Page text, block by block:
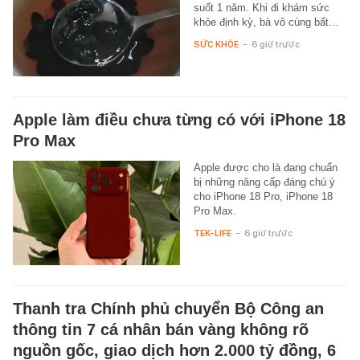
suốt 1 năm. Khi đi khám sức
khỏe định kỳ, bà vô cùng bất…
SỨC KHỎE - 6 giờ trước
Apple làm điều chưa từng có với iPhone 18
Pro Max
Apple được cho là đang chuẩn
bị những nâng cấp đáng chú ý
cho iPhone 18 Pro, iPhone 18
Pro Max.
TEK-LIFE - 6 giờ trước
Thanh tra Chính phủ chuyển Bộ Công an
thông tin 7 cá nhân bán vàng không rõ
nguồn gốc, giao dịch hơn 2.000 tỷ đồng, 6